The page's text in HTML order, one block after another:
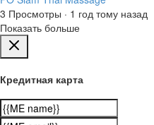
3 Просмотры · 1 год тому назад
Показать больше
Кредитная карта